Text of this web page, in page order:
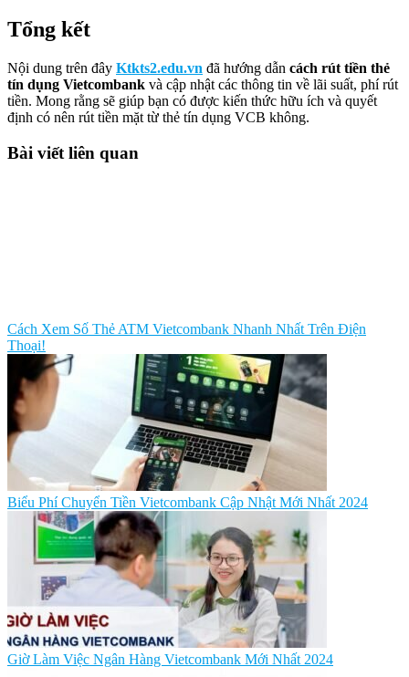
Tổng kết
Nội dung trên đây Ktkts2.edu.vn đã hướng dẫn cách rút tiền thẻ
tín dụng Vietcombank và cập nhật các thông tin về lãi suất, phí rút
tiền. Mong rằng sẽ giúp bạn có được kiến thức hữu ích và quyết
định có nên rút tiền mặt từ thẻ tín dụng VCB không.
Bài viết liên quan
Cách Xem Số Thẻ ATM Vietcombank Nhanh Nhất Trên Điện
Thoại!
Biểu Phí Chuyển Tiền Vietcombank Cập Nhật Mới Nhất 2024
Giờ Làm Việc Ngân Hàng Vietcombank Mới Nhất 2024